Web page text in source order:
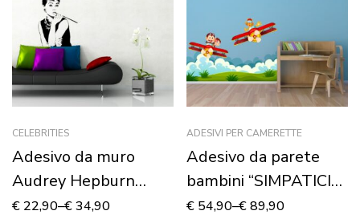
CELEBRITIES
Adesivo da muro
Audrey Hepburn
“COLAZIONE DA
€ 22,90–€34,90
ADESIVI PER CAMERETTE
Adesivo da parete
bambini “SIMPATICI
AEREI IN VOLO” –
€ 54,90–€89,90